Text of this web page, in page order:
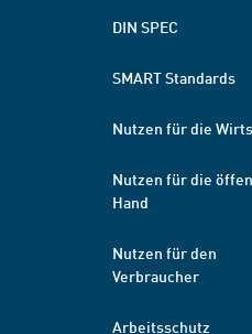
DIN SPEC
SMART Standards
Nutzen für die
Nutzen für die
Hand
Nutzen für den
Verbraucher
Arbeitsschutz